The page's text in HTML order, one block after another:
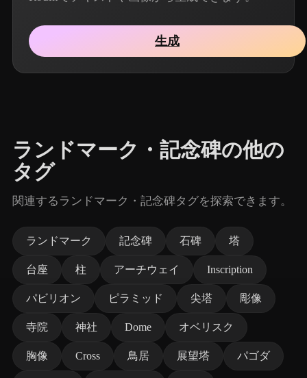
生成
ランドマーク・記念碑の他の
タグ
関連するランドマーク・記念碑タグを探索できます。
ランドマーク 記念碑 石碑 塔
台座 柱 アーチウェイ Inscription
パビリオン ピラミッド 尖塔 彫像
寺院 神社 Dome オベリスク
胸像 Cross 鳥居 展望塔 パゴダ